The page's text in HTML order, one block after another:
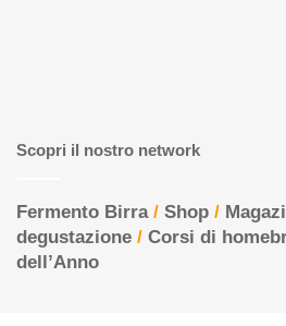
Scopri il nostro network
Fermento Birra/ Shop /
degustazione / Corsi di
dell’Anno